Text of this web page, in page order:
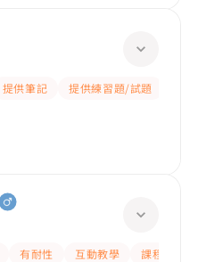
提供筆記 提供練習題/試題
有耐性 互動教學
課程設計